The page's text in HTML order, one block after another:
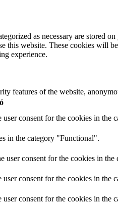
as necessary are stored
this website. These cookies will
experience.
features of the website,
consent for the cookies in the
in the category "Functional".
consent for the cookies in the
consent for the cookies in the
consent for the cookies in the